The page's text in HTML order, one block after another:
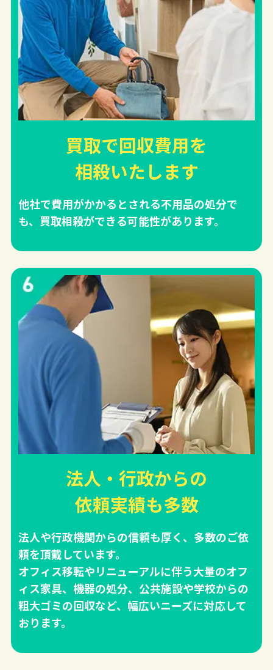
買取で回収費用を
相殺いたします
他社で費用がかかるとされる不用品の処分で
も、買取相殺ができる可能性があります。
法人・行政からの
依頼実績も多数
法人や行政機関からの信頼も厚く、多数のご依
頼を頂戴しています。
オフィス移転やリニューアルに伴う大量のオフ
ィス家具、機器の処分、公共施設や学校からの
粗大ゴミの回収など、幅広いニーズに対応して
おります。